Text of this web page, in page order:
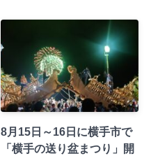
8月15日～16日に横手市で
「横手の送り盆まつり」開